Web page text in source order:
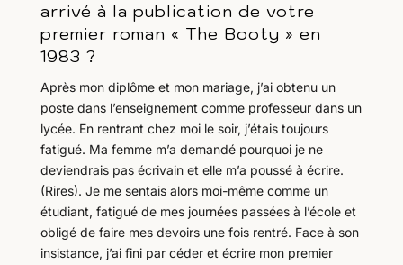
arrivé à la publication de votre
premier roman « The Booty » en
1983 ?
Après mon diplôme et mon mariage, j’ai obtenu un
poste dans l’enseignement comme professeur dans un
lycée. En rentrant chez moi le soir, j’étais toujours
fatigué. Ma femme m’a demandé pourquoi je ne
deviendrais pas écrivain et elle m’a poussé à écrire.
(Rires). Je me sentais alors moi-même comme un
étudiant, fatigué de mes journées passées à l’école et
obligé de faire mes devoirs une fois rentré. Face à son
insistance, j’ai fini par céder et écrire mon premier